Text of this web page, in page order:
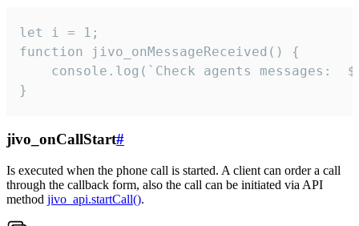
let i = 1;
function jivo_onMessageReceived() {
}
jivo_onCallStart#
Is executed when the phone call is started. A client can order a call
through the callback form, also the call can be initiated via API
method jivo_api.startCall().